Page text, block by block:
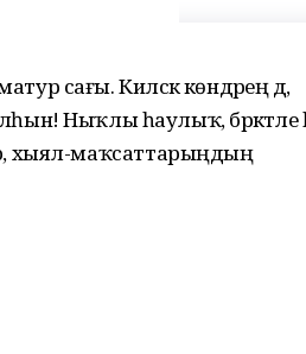
сағы. Киләсәк көндәрең дә,
Ныҡлы һаулыҡ, бәрәкәтле
хыял-маҡсаттарыңдың